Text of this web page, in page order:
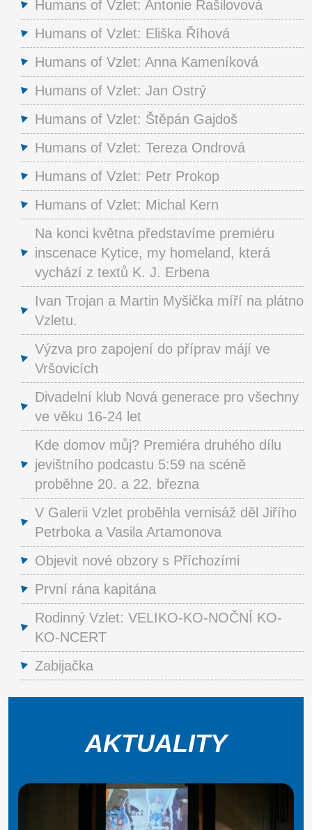
Humans of Vzlet: Antonie Rašilovová
Humans of Vzlet: Eliška Říhová
Humans of Vzlet: Anna Kameníková
Humans of Vzlet: Jan Ostrý
Humans of Vzlet: Štěpán Gajdoš
Humans of Vzlet: Tereza Ondrová
Humans of Vzlet: Petr Prokop
Humans of Vzlet: Michal Kern
Na konci května představíme premiéru
inscenace Kytice, my homeland, která
vychází z textů K. J. Erbena
Ivan Trojan a Martin Myšička míří na plátno
Vzletu.
Výzva pro zapojení do příprav májí ve
Vršovicích
Divadelní klub Nová generace pro všechny
ve věku 16-24 let
Kde domov můj? Premiéra druhého dílu
jevištního podcastu 5:59 na scéně
proběhne 20. a 22. března
V Galerii Vzlet proběhla vernisáž děl Jiřího
Petrboka a Vasila Artamonova
Objevit nové obzory s Příchozími
První rána kapitána
Rodinný Vzlet: VELIKO-KO-NOČNÍ KO-
KO-NCERT
Zabijačka
AKTUALITY